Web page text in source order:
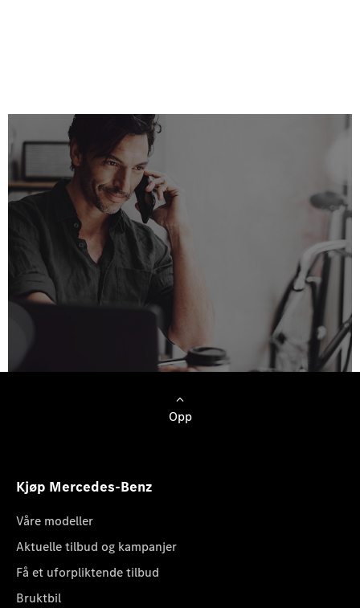
Opp
Kjøp Mercedes-Benz
Våre modeller
Aktuelle tilbud og kampanjer
Få et uforpliktende tilbud
Bruktbil